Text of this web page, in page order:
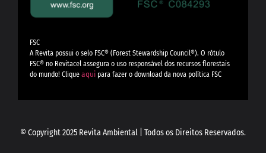
FSC
A Revita possui o selo FSC®️ (Forest Stewardship Council®️). O rótulo
FSC®️ no Revitacel assegura o uso responsável dos recursos florestais
do mundo! Clique aqui para fazer o download da nova política FSC
© Copyright 2025 Revita Ambiental | Todos os Direitos Reservados.